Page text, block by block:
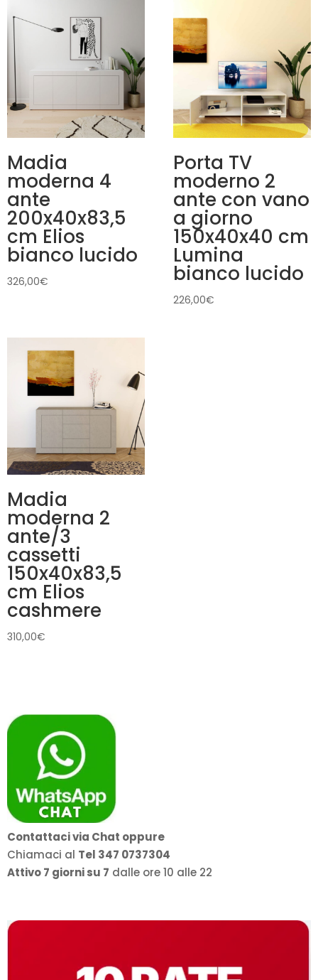
Madia
moderna 4
ante
200x40x83,5
cm Elios
bianco lucido
326,00€
Porta TV
moderno 2
ante con vano
a giorno
150x40x40 cm
Lumina
bianco lucido
226,00€
Madia
moderna 2
ante/3
cassetti
150x40x83,5
cm Elios
cashmere
310,00€
Contattaci via Chat oppure
Chiamaci al Tel 347 0737304
Attivo 7 giorni su 7 dalle ore 10 alle 22